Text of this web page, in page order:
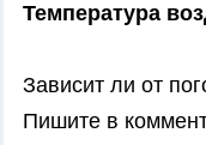
Температура
Зависит ли от
Пишите в